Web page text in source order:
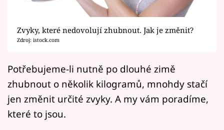
Filmový festival Karlovy Vary
Pořady
Mámy sobě
Přihlášení
Zvyky, které nedovolují zhubnout. Jak je změnit?
Zdroj: istock.com
Potřebujeme-li nutně po dlouhé zimě
zhubnout o několik kilogramů, mnohdy stačí
jen změnit určité zvyky. A my vám poradíme,
které to jsou.